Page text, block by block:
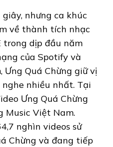
nhưng ca khúc
về thành tích nhạc
trong dịp đầu năm
của Spotify và
Quá Chừng giữ vị
nhiều nhất. Tại
Ưng Quá Chừng
Music Việt Nam.
nghìn videos sử
Chừng và đang tiếp